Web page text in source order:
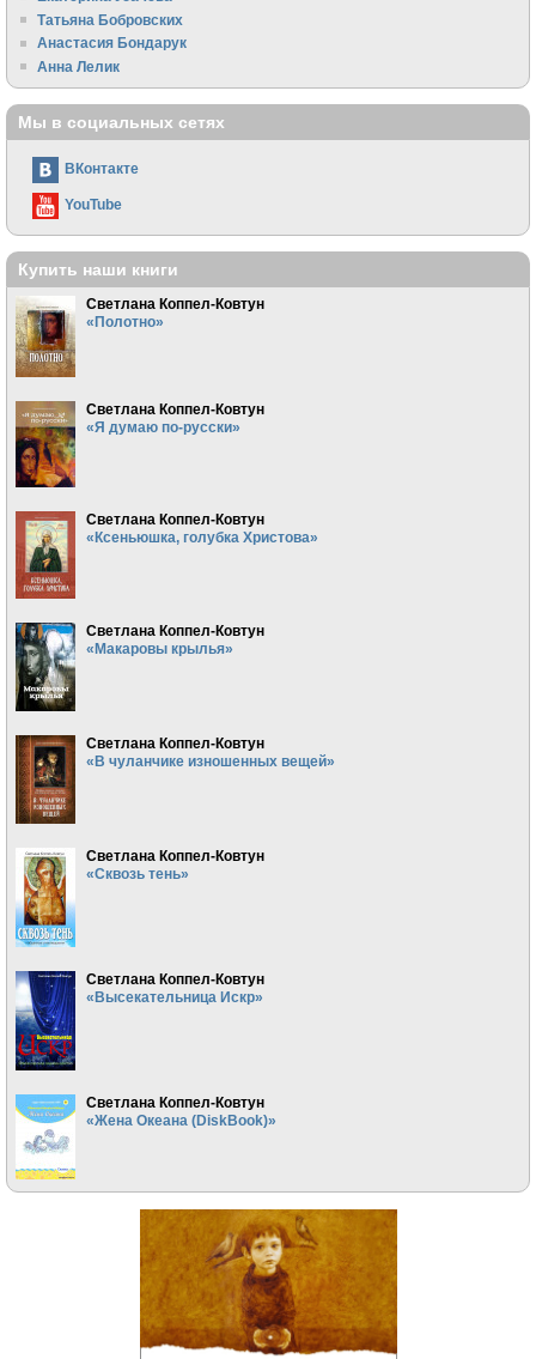
Татьяна Бобровских
Анастасия Бондарук
Анна Лелик
Мы в социальных сетях
ВКонтакте
YouTube
Купить наши книги
Светлана Коппел-Ковтун
«Полотно»
Светлана Коппел-Ковтун
«Я думаю по-русски»
Светлана Коппел-Ковтун
«Ксеньюшка, голубка Христова»
Светлана Коппел-Ковтун
«Макаровы крылья»
Светлана Коппел-Ковтун
«В чуланчике изношенных вещей»
Светлана Коппел-Ковтун
«Сквозь тень»
Светлана Коппел-Ковтун
«Высекательница Искр»
Светлана Коппел-Ковтун
«Жена Океана (DiskBook)»